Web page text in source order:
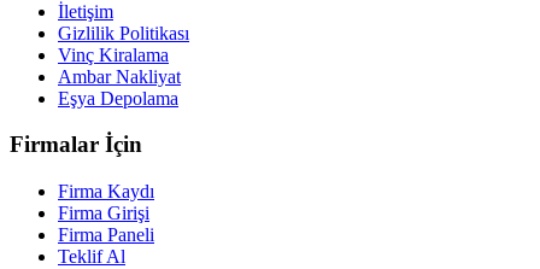
İletişim
Gizlilik Politikası
Vinç Kiralama
Ambar Nakliyat
Eşya Depolama
Firmalar İçin
Firma Kaydı
Firma Girişi
Firma Paneli
Teklif Al